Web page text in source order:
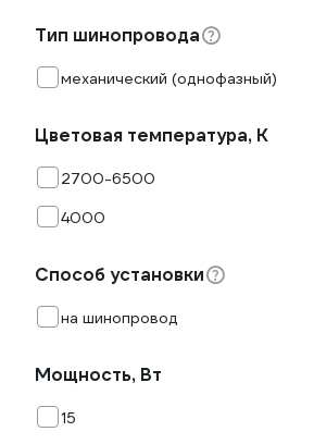
Тип шинопровода
механический (однофазный)
Цветовая температура, К
2700-6500
4000
Способ установки
на шинопровод
Мощность, Вт
15